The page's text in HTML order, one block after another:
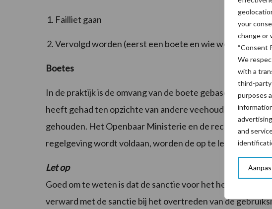
your
change or
“Consent
We
with a
third-party
purposes
and
Failliet gaan
Vervolgd worden (eerst een boete en wie weet wat
Boetes
In de praktijk is de omvang van de boete gebaseerd op
heeft gehad ten opzichte van andere veehouders die zich
gehouden. Het Openbaar Ministerie en de rechter zullen
regelgeving wordt voldaan, worden de op te leggen
Let op
Goed om te weten is dat de sanctie voor het hebben van
verward met de sanctie bij het overtreden van de